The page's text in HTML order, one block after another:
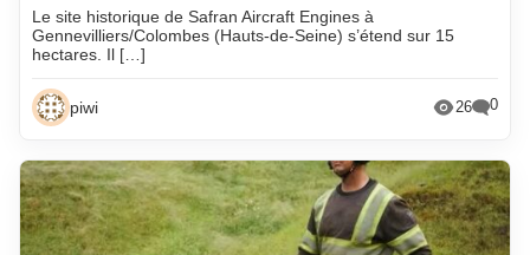
Le site historique de Safran Aircraft Engines à
Gennevilliers/Colombes (Hauts-de-Seine) s’étend sur 15
hectares. Il […]
piwi 26 0